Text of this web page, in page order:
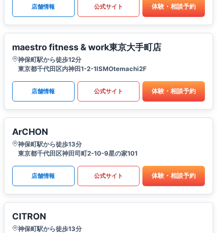
店舗情報 公式サイト 体験・相談予約
maestro fitness & work東京大手町店
神保町駅から徒歩12分
東京都千代田区内神田1-2-1ISMOtemachi2F
店舗情報 公式サイト 体験・相談予約
ArCHON
神保町駅から徒歩13分
東京都千代田区神田司町2-10-9星の家101
店舗情報 公式サイト 体験・相談予約
CITRON
神保町駅から徒歩13分